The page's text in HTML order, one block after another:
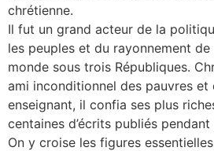
chrétienne.
Il fut un grand acteur de la
les peuples et du rayonnement
monde sous trois Républiques.
ami inconditionnel des pauvres
enseignant, il confia ses plus
centaines d’écrits publiés pendant
On y croise les figures